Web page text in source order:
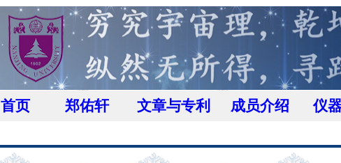
首页 郑佑轩 文章与专利 成员介绍 仪